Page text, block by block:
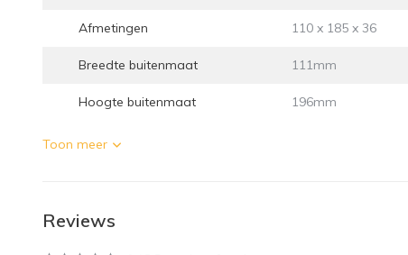
Afmetingen 110 x 185 x 36
Breedte buitenmaat 111mm
Hoogte buitenmaat 196mm
Toon meer
Reviews